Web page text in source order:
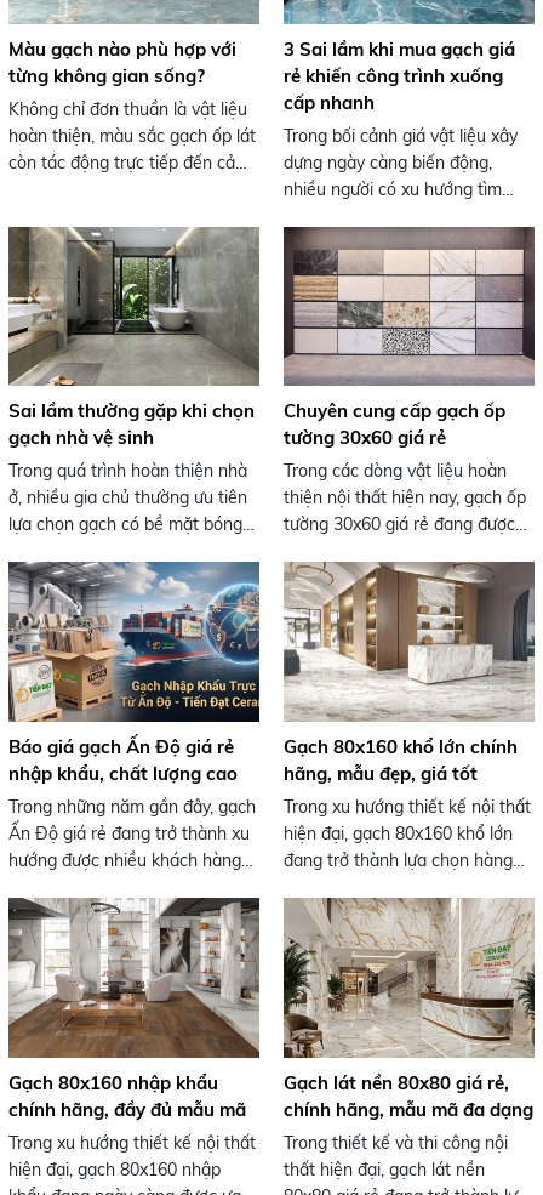
được ưa chuộng và sử dụng
rộng rãi. Vậy điều gì khiến con
số này trở nên “hot” đến vậy?
lượng tích cực. Trong đó, gạch
màu xanh biển kết hợp vân mây
đang là xu hướng được ưa
chuộng nhờ vẻ đẹp tinh tế và ý
nghĩa phong thủy sâu sắc.
Màu gạch nào phù hợp với
từng không gian sống?
Không chỉ đơn thuần là vật liệu
hoàn thiện, màu sắc gạch ốp lát
còn tác động trực tiếp đến cảm
Việc lựa chọn màu gạch phù
hợp không chỉ giúp tăng tính
thẩm mỹ mà còn góp phần tạo
nên sự thoải mái, thư giãn hoặc
kích thích năng lượng tích cực
mỗi ngày.
3 Sai lầm khi mua gạch giá
rẻ khiến công trình xuống
cấp nhanh
Trong bối cảnh giá vật liệu xây
dựng ngày càng biến động,
nhiều người có xu hướng tìm
kiệm chi phí. Tuy nhiên, không
phải sản phẩm giá thấp nào
cũng là “món hời”. Trên thực tế,
không ít loại gạch lỗi, kém chất
lượng đang được bán dưới danh
nghĩa “giảm giá sâu”, tiềm ẩn
nhiều rủi ro cho công trình. Dưới
đây là 3 điều bạn nhất định phải
gạch giá rẻ.
Sai lầm thường gặp khi chọn
gạch nhà vệ sinh
Trong quá trình hoàn thiện nhà
ở, nhiều gia chủ thường ưu tiên
lựa chọn gạch có bề mặt bóng
rằng sẽ giúp không gian sáng và
sạch hơn. Tuy nhiên, đây lại là
một sai lầm phổ biến có thể ảnh
hưởng trực tiếp đến sự an toàn
khi sử dụng.
Chuyên cung cấp gạch ốp
tường 30x60 giá rẻ
Trong các dòng vật liệu hoàn
thiện nội thất hiện nay, gạch ốp
tường 30x60 giá rẻ đang được
tiên lựa chọn nhờ sự cân bằng
giữa chi phí và thẩm mỹ. Với kích
thước tiêu chuẩn, dễ thi công và
phù hợp nhiều không gian như
phòng khách, nhà bếp, nhà vệ
sinh, dòng gạch này giúp tạo
nên bề mặt tường hiện đại, gọn
gàng và bền đẹp theo thời gian.
thành hợp lý cũng là yếu tố giúp
gạch 30x60 trở thành giải pháp
tối ưu cho nhiều công trình hiện
nay.
Báo giá gạch Ấn Độ giá rẻ
nhập khẩu, chất lượng cao
Trong những năm gần đây, gạch
Ấn Độ giá rẻ đang trở thành xu
hướng được nhiều khách hàng
mã đa dạng, thiết kế hiện đại và
chất lượng ổn định. Không chỉ
đáp ứng nhu cầu thẩm mỹ cao
trong thiết kế nội thất, dòng
gạch nhập khẩu này còn có mức
giá hợp lý, phù hợp với nhiều
phân khúc công trình từ nhà ở
dân dụng đến biệt thự, khách
sạn và showroom.
Gạch 80x160 khổ lớn chính
hãng, mẫu đẹp, giá tốt
Trong xu hướng thiết kế nội thất
hiện đại, gạch 80x160 khổ lớn
đang trở thành lựa chọn hàng
thước ấn tượng và khả năng tạo
không gian liền mạch, tinh tế.
Với ưu điểm hạn chế đường ron
và mang lại hiệu ứng mở rộng
không gian, dòng gạch này được
ứng dụng rộng rãi trong các
công trình cao cấp như biệt thự,
khách sạn, showroom và trung
tâm thương mại.
Gạch 80x160 nhập khẩu
chính hãng, đầy đủ mẫu mã
Trong xu hướng thiết kế nội thất
hiện đại, gạch 80x160 nhập
Gạch lát nền 80x80 giá rẻ,
chính hãng, mẫu mã đa dạng
Trong thiết kế và thi công nội
thất hiện đại, gạch lát nền